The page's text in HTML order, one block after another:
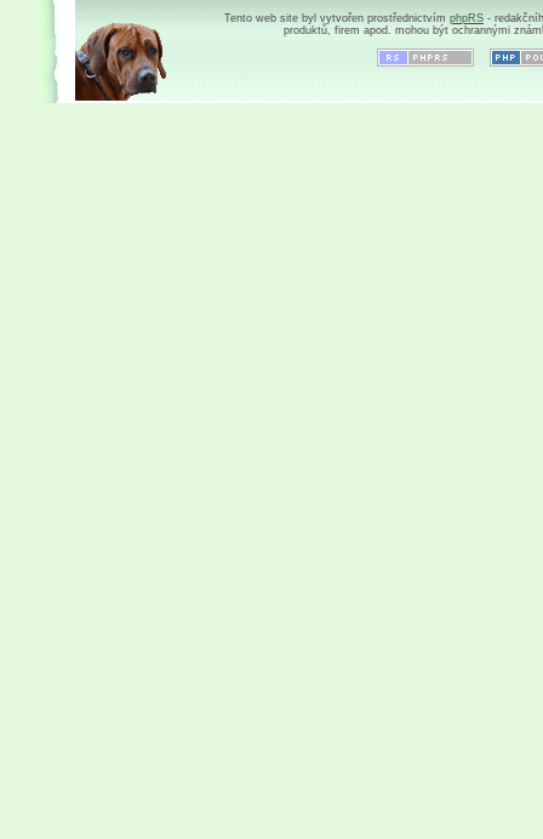
Tento web site byl vytvořen prostřednictvím phpRS -
produktů, firem apod. mohou být ochrannými